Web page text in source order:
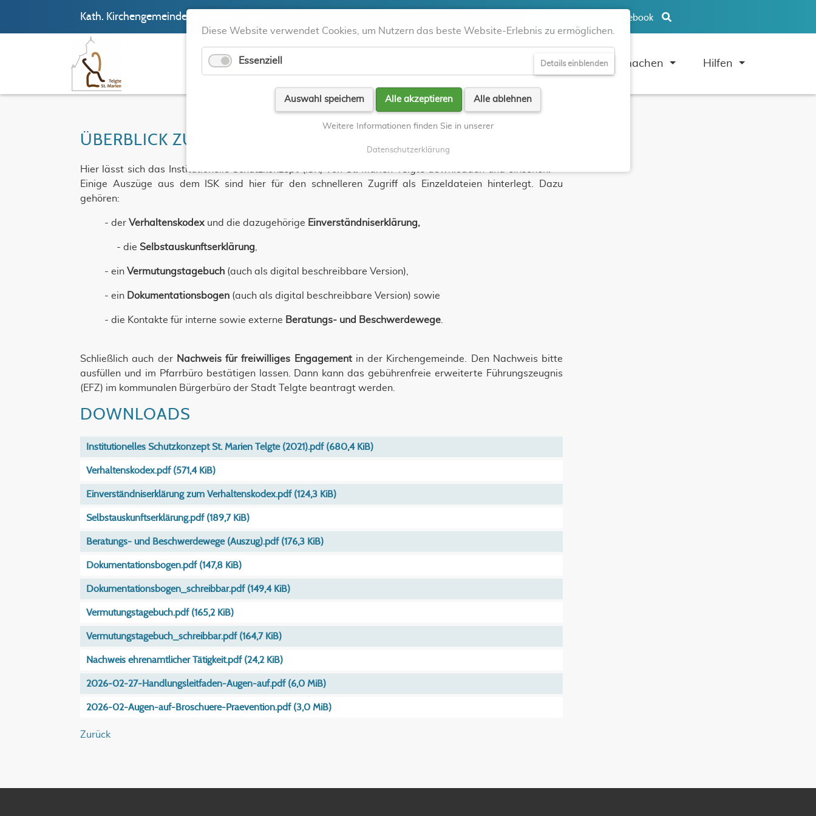
Kath. Kirchengemeinde St. Marien Telgte Facebook
Glauben Mitmachen Hilfen
ÜBERBLICK ZU DEN DOWNLOADS
Hier lässt sich das Institutionelle Schutzkonzept (ISK) von St. Marien Telgte downloaden und einsehen.
Einige Auszüge aus dem ISK sind hier für den schnelleren Zugriff als Einzeldateien hinterlegt. Dazu
gehören:
- der Verhaltenskodex und die dazugehörige Einverständniserklärung,
- die Selbstauskunftserklärung
- ein Vermutungstagebuch (auch als digital beschreibbare Version),
- ein Dokumentationsbogen (auch als digital beschreibbare Version) sowie
- die Kontakte für interne sowie externe Beratungs- und Beschwerdewege
Schließlich auch der Nachweis für freiwilliges Engagementin der Kirchengemeinde. Den Nachweis bitte
ausfüllen und im Pfarrbüro bestätigen lassen. Dann kann das gebührenfreie erweiterte Führungszeugnis
(EFZ) im kommunalen Bürgerbüro der Stadt Telgte beantragt werden.
DOWNLOADS
Institutionelles Schutzkonzept St. Marien Telgte (2021).pdf (680,4 KiB)
Verhaltenskodex.pdf (571,4 KiB)
Einverständniserklärung zum Verhaltenskodex.pdf (124,3 KiB)
Selbstauskunftserklärung.pdf (189,7 KiB)
Beratungs- und Beschwerdewege (Auszug).pdf (176,3 KiB)
Dokumentationsbogen.pdf (147,8 KiB)
Dokumentationsbogen_schreibbar.pdf (149,4 KiB)
Vermutungstagebuch.pdf (165,2 KiB)
Vermutungstagebuch_schreibbar.pdf (164,7 KiB)
Nachweis ehrenamtlicher Tätigkeit.pdf (24,2 KiB)
2026-02-27-Handlungsleitfaden-Augen-auf.pdf (6,0 MiB)
2026-02-Augen-auf-Broschuere-Praevention.pdf (3,0 MiB)
Zurück
Diese Website verwendet Cookies, um Nutzern das beste Website-Erlebnis zu ermöglichen.
Essenziell Details einblenden
Auswahl speichern Alle akzeptieren Alle ablehnen
Weitere Informationen finden Sie in unserer
Datenschutzerklärung